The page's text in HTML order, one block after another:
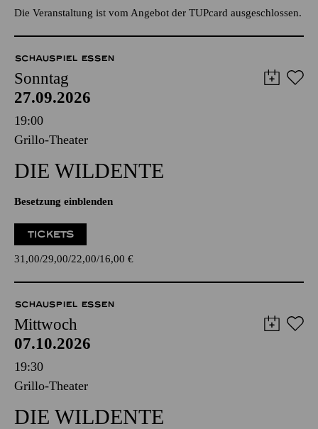
Die Veranstaltung ist vom Angebot der TUPcard ausgeschlossen.
SCHAUSPIEL ESSEN
Sonntag
27.09.2026
19:00
Grillo-Theater
DIE WILDENTE
Besetzung einblenden
TICKETS
31,00 29,00 22,00 16,00 €
SCHAUSPIEL ESSEN
Mittwoch
07.10.2026
19:30
Grillo-Theater
DIE WILDENTE